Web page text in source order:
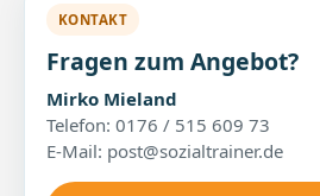
KONTAKT
Fragen zum Angebot?
Mirko Mieland
Telefon: 0176 / 515 609 73
E-Mail: post@sozialtrainer.de